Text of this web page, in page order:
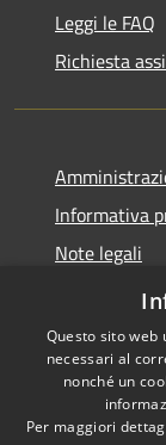
Leggi le FAQ
Richiesta
Informativa
Note legali
Questo sito web
necessari al
nonché un
Per maggiori